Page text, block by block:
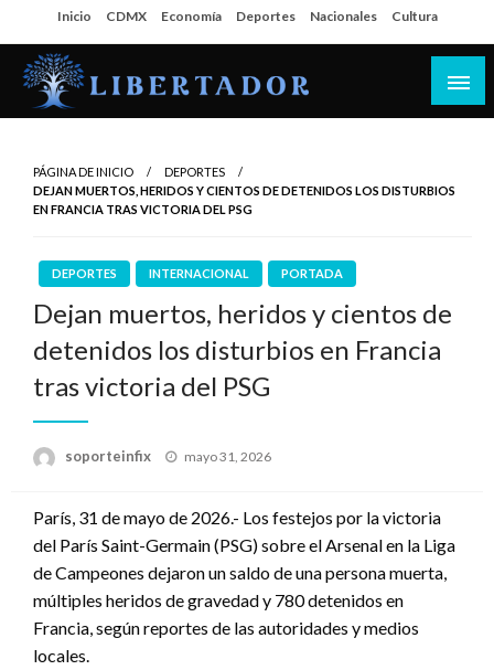
al
contenido
Inicio CDMX Economía Deportes Nacionales Cultura
PÁGINA DE INICIO
DEPORTES
DEJAN MUERTOS, HERIDOS Y CIENTOS DE DETENIDOS LOS DISTURBIOS
EN FRANCIA TRAS VICTORIA DEL PSG
DEPORTES INTERNACIONAL PORTADA
Dejan muertos, heridos y cientos de
detenidos los disturbios en Francia
tras victoria del PSG
soporteinfix
Publicado
mayo 31, 2026
París, 31 de mayo de 2026.- Los festejos por la victoria
del París Saint-Germain (PSG) sobre el Arsenal en la Liga
de Campeones dejaron un saldo de una persona muerta,
múltiples heridos de gravedad y 780 detenidos en
Francia, según reportes de las autoridades y medios
locales.